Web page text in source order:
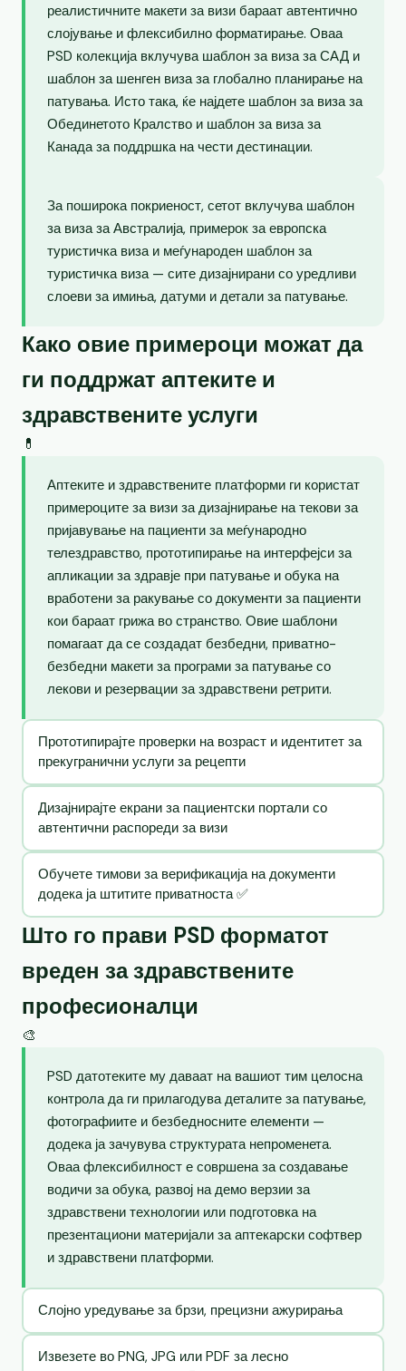
реалистичните макети за визи бараат автентично
слојување и флексибилно форматирање. Оваа
PSD колекција вклучува шаблон за виза за САД и
шаблон за шенген виза за глобално планирање на
патувања. Исто така, ќе најдете шаблон за виза за
Обединетото Кралство и шаблон за виза за
Канада за поддршка на чести дестинации.
За поширока покриеност, сетот вклучува шаблон
за виза за Австралија, примерок за европска
туристичка виза и меѓународен шаблон за
туристичка виза — сите дизајнирани со уредливи
слоеви за имиња, датуми и детали за патување.
Како овие примероци можат да
ги поддржат аптеките и
здравствените услуги
💊
Аптеките и здравствените платформи ги користат
примероците за визи за дизајнирање на текови за
пријавување на пациенти за меѓународно
телездравство, прототипирање на интерфејси за
апликации за здравје при патување и обука на
вработени за ракување со документи за пациенти
кои бараат грижа во странство. Овие шаблони
помагаат да се создадат безбедни, приватно-
безбедни макети за програми за патување со
лекови и резервации за здравствени ретрити.
Прототипирајте проверки на возраст и идентитет за
прекугранични услуги за рецепти
Дизајнирајте екрани за пациентски портали со
автентични распореди за визи
Обучете тимови за верификација на документи
додека ја штитите приватноста ✅
Што го прави PSD форматот
вреден за здравствените
професионалци
🎨
PSD датотеките му даваат на вашиот тим целосна
контрола да ги прилагодува деталите за патување,
фотографиите и безбедносните елементи —
додека ја зачувува структурата непроменета.
Оваа флексибилност е совршена за создавање
водичи за обука, развој на демо верзии за
здравствени технологии или подготовка на
презентациони материјали за аптекарски софтвер
и здравствени платформи.
Слојно уредување за брзи, прецизни ажурирања
Извезете во PNG, JPG или PDF за лесно